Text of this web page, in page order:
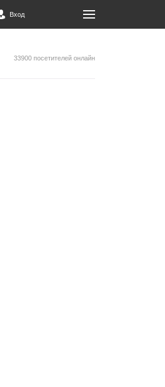
Вход
33900 посетителей онлайн